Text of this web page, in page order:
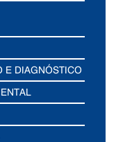
E DIAGNÓSTICO